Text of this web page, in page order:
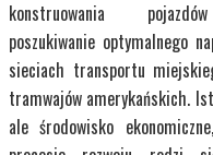
konstruowania
poszukiwanie optymalnego
sieciach transportu
tramwajów amerykańskich.
ale środowisko